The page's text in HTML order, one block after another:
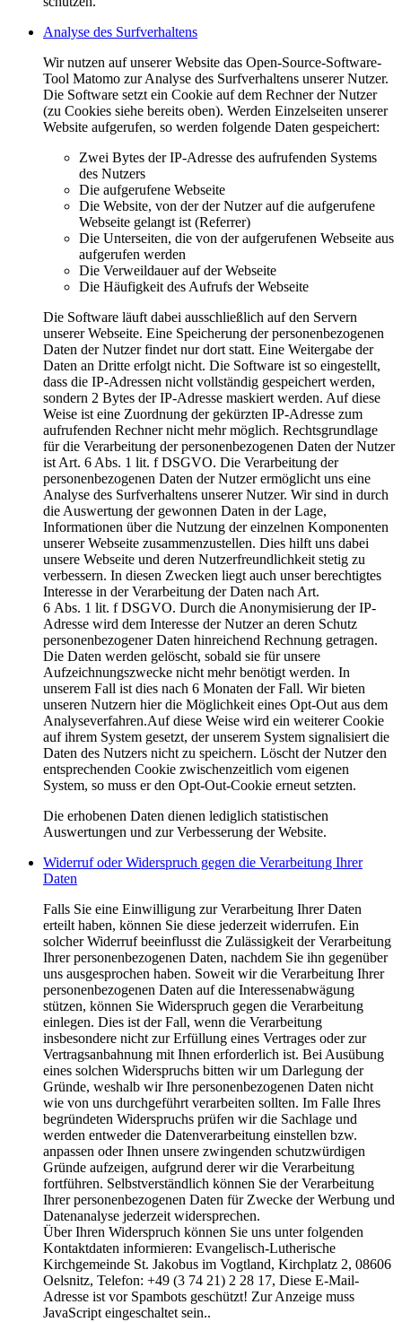
Analyse des Surfverhaltens
Wir nutzen auf unserer Website das Open-Source-Software-
Tool Matomo zur Analyse des Surfverhaltens unserer Nutzer.
Die Software setzt ein Cookie auf dem Rechner der Nutzer
(zu Cookies siehe bereits oben). Werden Einzelseiten unserer
Website aufgerufen, so werden folgende Daten gespeichert:
Zwei Bytes der IP-Adresse des aufrufenden Systems
des Nutzers
Die aufgerufene Webseite
Die Website, von der der Nutzer auf die aufgerufene
Webseite gelangt ist (Referrer)
Die Unterseiten, die von der aufgerufenen Webseite aus
aufgerufen werden
Die Verweildauer auf der Webseite
Die Häufigkeit des Aufrufs der Webseite
Die Software läuft dabei ausschließlich auf den Servern
unserer Webseite. Eine Speicherung der personenbezogenen
Daten der Nutzer findet nur dort statt. Eine Weitergabe der
Daten an Dritte erfolgt nicht. Die Software ist so eingestellt,
dass die IP-Adressen nicht vollständig gespeichert werden,
sondern 2 Bytes der IP-Adresse maskiert werden. Auf diese
Weise ist eine Zuordnung der gekürzten IP-Adresse zum
aufrufenden Rechner nicht mehr möglich. Rechtsgrundlage
für die Verarbeitung der personenbezogenen Daten der Nutzer
ist Art. 6 Abs. 1 lit. f DSGVO. Die Verarbeitung der
personenbezogenen Daten der Nutzer ermöglicht uns eine
Analyse des Surfverhaltens unserer Nutzer. Wir sind in durch
die Auswertung der gewonnen Daten in der Lage,
Informationen über die Nutzung der einzelnen Komponenten
unserer Webseite zusammenzustellen. Dies hilft uns dabei
unsere Webseite und deren Nutzerfreundlichkeit stetig zu
verbessern. In diesen Zwecken liegt auch unser berechtigtes
Interesse in der Verarbeitung der Daten nach Art.
6 Abs. 1 lit. f DSGVO. Durch die Anonymisierung der IP-
Adresse wird dem Interesse der Nutzer an deren Schutz
personenbezogener Daten hinreichend Rechnung getragen.
Die Daten werden gelöscht, sobald sie für unsere
Aufzeichnungszwecke nicht mehr benötigt werden. In
unserem Fall ist dies nach 6 Monaten der Fall. Wir bieten
unseren Nutzern hier die Möglichkeit eines Opt-Out aus dem
Analyseverfahren.Auf diese Weise wird ein weiterer Cookie
auf ihrem System gesetzt, der unserem System signalisiert die
Daten des Nutzers nicht zu speichern. Löscht der Nutzer den
entsprechenden Cookie zwischenzeitlich vom eigenen
System, so muss er den Opt-Out-Cookie erneut setzten.
Die erhobenen Daten dienen lediglich statistischen
Auswertungen und zur Verbesserung der Website.
Widerruf oder Widerspruch gegen die Verarbeitung Ihrer
Daten
Falls Sie eine Einwilligung zur Verarbeitung Ihrer Daten
erteilt haben, können Sie diese jederzeit widerrufen. Ein
solcher Widerruf beeinflusst die Zulässigkeit der Verarbeitung
Ihrer personenbezogenen Daten, nachdem Sie ihn gegenüber
uns ausgesprochen haben. Soweit wir die Verarbeitung Ihrer
personenbezogenen Daten auf die Interessenabwägung
stützen, können Sie Widerspruch gegen die Verarbeitung
einlegen. Dies ist der Fall, wenn die Verarbeitung
insbesondere nicht zur Erfüllung eines Vertrages oder zur
Vertragsanbahnung mit Ihnen erforderlich ist. Bei Ausübung
eines solchen Widerspruchs bitten wir um Darlegung der
Gründe, weshalb wir Ihre personenbezogenen Daten nicht
wie von uns durchgeführt verarbeiten sollten. Im Falle Ihres
begründeten Widerspruchs prüfen wir die Sachlage und
werden entweder die Datenverarbeitung einstellen bzw.
anpassen oder Ihnen unsere zwingenden schutzwürdigen
Gründe aufzeigen, aufgrund derer wir die Verarbeitung
fortführen. Selbstverständlich können Sie der Verarbeitung
Ihrer personenbezogenen Daten für Zwecke der Werbung und
Datenanalyse jederzeit widersprechen.
Über Ihren Widerspruch können Sie uns unter folgenden
Kontaktdaten informieren: Evangelisch-Lutherische
Kirchgemeinde St. Jakobus im Vogtland, Kirchplatz 2, 08606
Oelsnitz, Telefon: +49 (3 74 21) 2 28 17, Diese E-Mail-
Adresse ist vor Spambots geschützt! Zur Anzeige muss
JavaScript eingeschaltet sein..